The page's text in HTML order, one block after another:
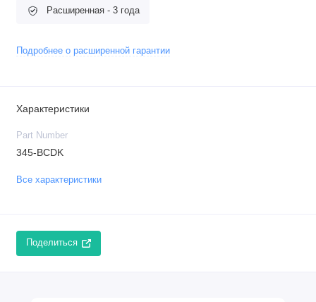
Расширенная - 3 года
Подробнее о расширенной гарантии
Характеристики
Part Number
345-BCDK
Все характеристики
Поделиться